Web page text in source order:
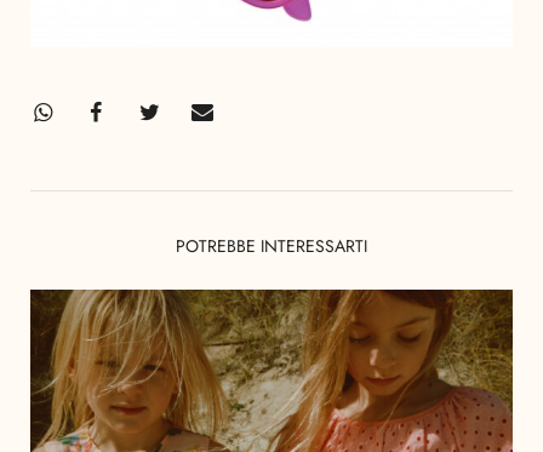
POTREBBE INTERESSARTI